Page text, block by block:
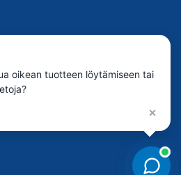
All Rights Reserved
oikean tuotteen löytämiseen tai
×